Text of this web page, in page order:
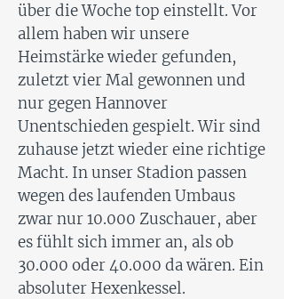
über die Woche top einstellt. Vor
allem haben wir unsere
Heimstärke wieder gefunden,
zuletzt vier Mal gewonnen und
nur gegen Hannover
Unentschieden gespielt. Wir sind
zuhause jetzt wieder eine richtige
Macht. In unser Stadion passen
wegen des laufenden Umbaus
zwar nur 10.000 Zuschauer, aber
es fühlt sich immer an, als ob
30.000 oder 40.000 da wären. Ein
absoluter Hexenkessel.